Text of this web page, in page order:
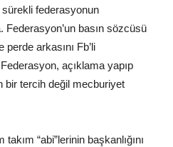
sürekli federasyonun
basın sözcüsü
arkasını Fb’li
açıklama yapıp
bir tercih değil mecburiyet
“abi”lerinin başkanlığını